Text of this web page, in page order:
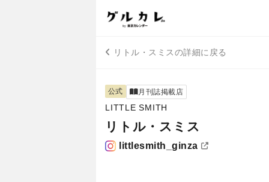
リトル・スミスの詳細に戻る
公式 月刊誌掲載店
LITTLE SMITH
リトル・スミス
littlesmith_ginza